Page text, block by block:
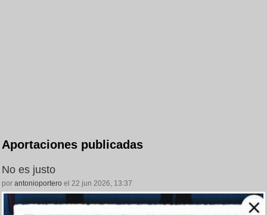
Aportaciones publicadas
No es justo
por antonioportero el 22 jun 2026, 13:37